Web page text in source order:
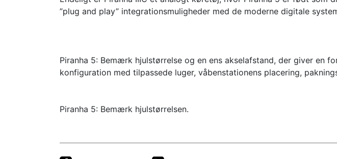
”plug and play” integrationsmuligheder med de moderne digitale
Piranha 5: Bemærk hjulstørrelse og en ens akselafstand, der giver en
konfiguration med tilpassede luger, våbenstationens placering,
Piranha 5: Bemærk hjulstørrelsen.